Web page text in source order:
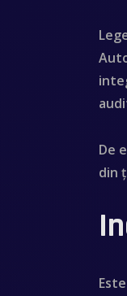
De
din